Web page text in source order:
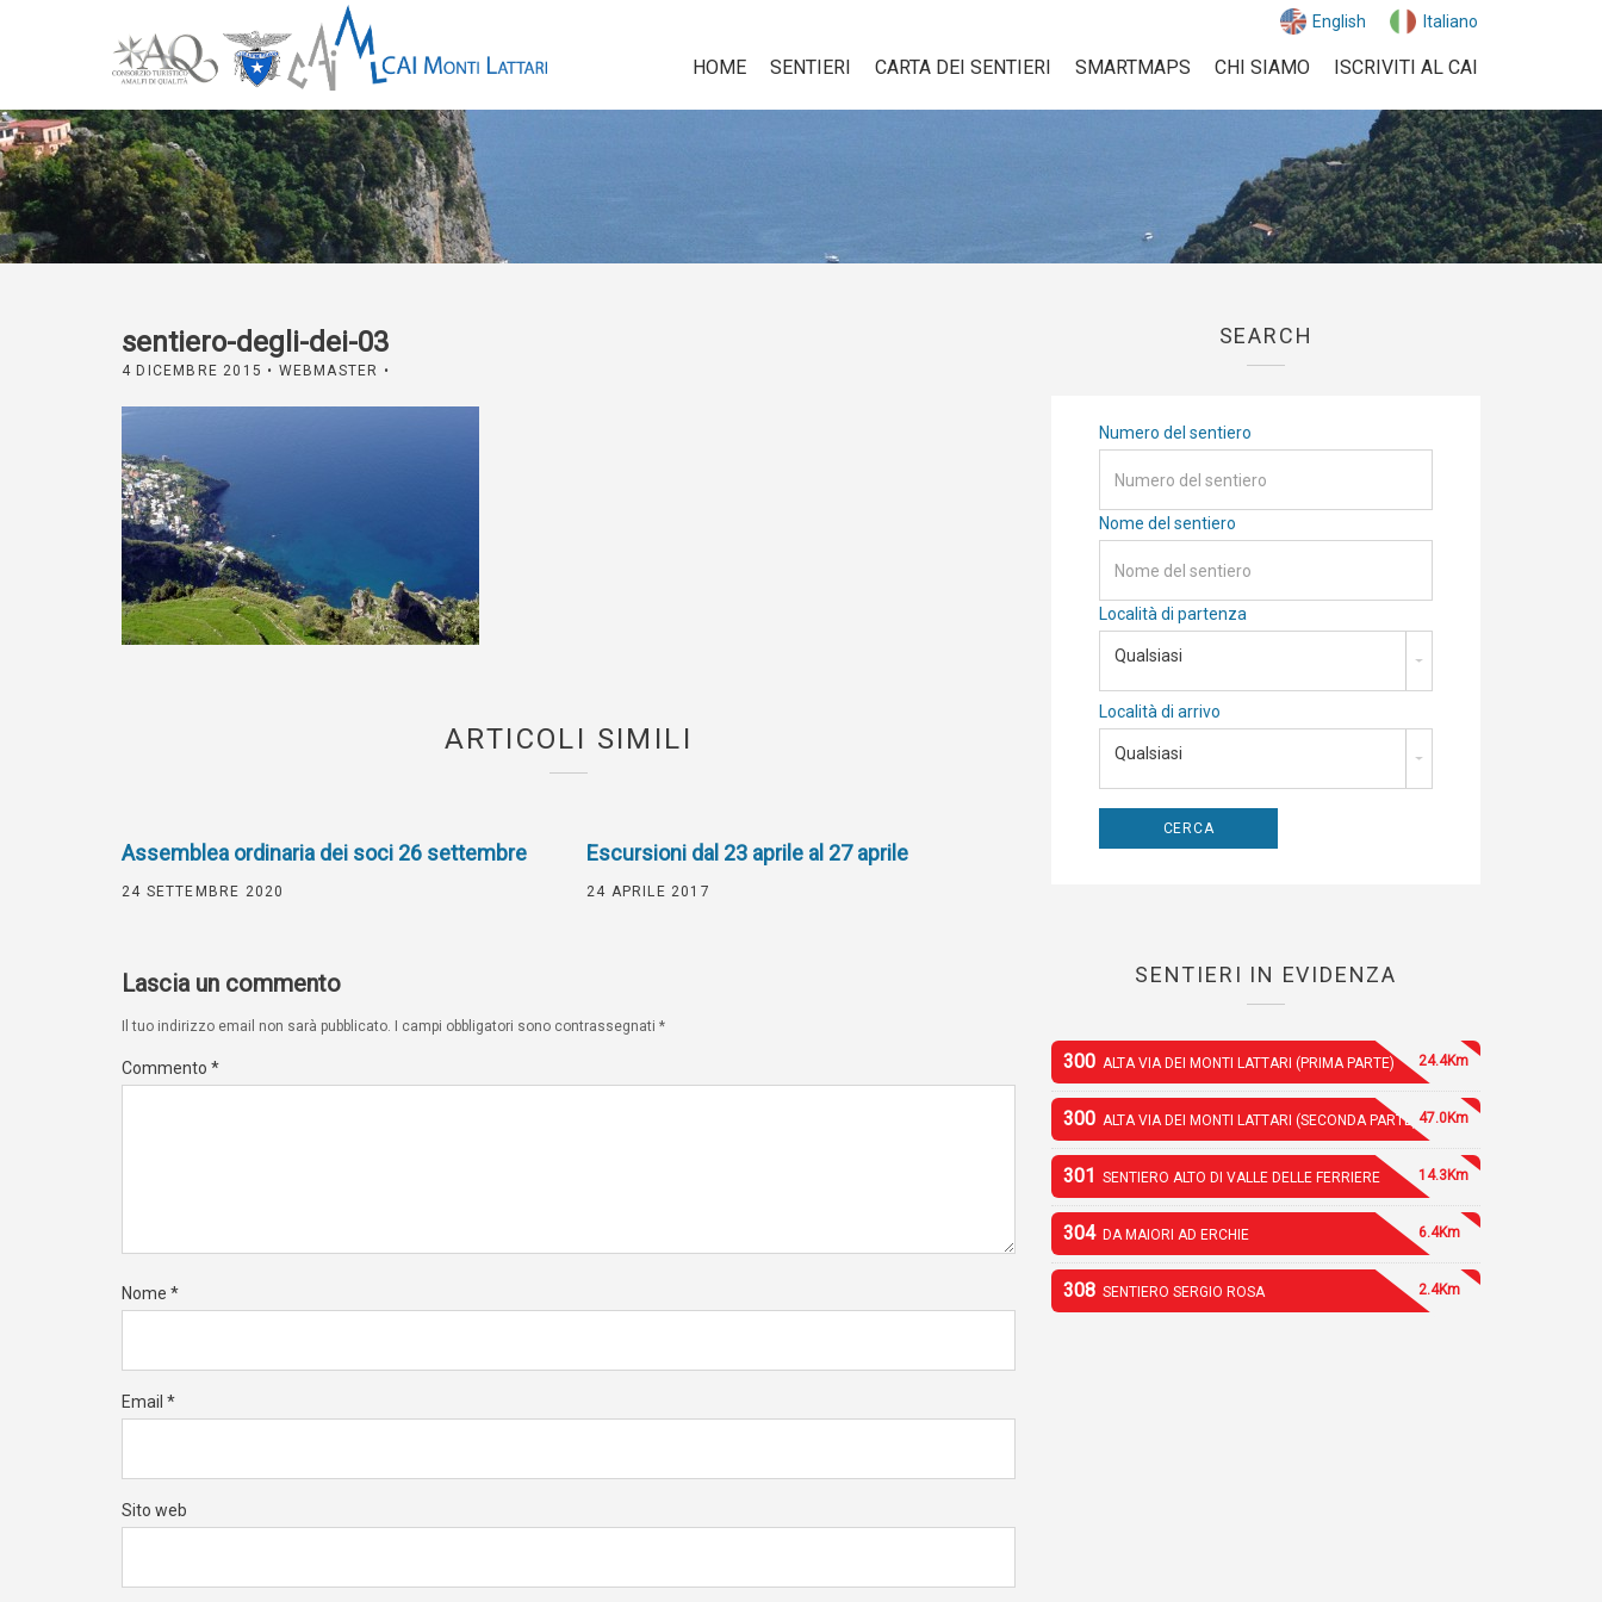
English Italiano
HOME SENTIERI CARTA DEI SENTIERI SMARTMAPS CHI SIAMO ISCRIVITI AL CAI
sentiero-degli-dei-03
4 DICEMBRE 2015 • WEBMASTER •
ARTICOLI SIMILI
Assemblea ordinaria dei soci 26 settembre
24 SETTEMBRE 2020
Escursioni dal 23 aprile al 27 aprile
24 APRILE 2017
Lascia un commento
Il tuo indirizzo email non sarà pubblicato. I campi obbligatori sono contrassegnati *
Commento *
Nome *
Email *
Sito web
SEARCH
Numero del sentiero
Nome del sentiero
Località di partenza
Qualsiasi
Località di arrivo
Qualsiasi
SENTIERI IN EVIDENZA
300 ALTA VIA DEI MONTI LATTARI (PRIMA PARTE) 24.4Km
300 ALTA VIA DEI MONTI LATTARI (SECONDA PARTE) 47.0Km
301 SENTIERO ALTO DI VALLE DELLE FERRIERE 14.3Km
304 DA MAIORI AD ERCHIE 6.4Km
308 SENTIERO SERGIO ROSA 2.4Km